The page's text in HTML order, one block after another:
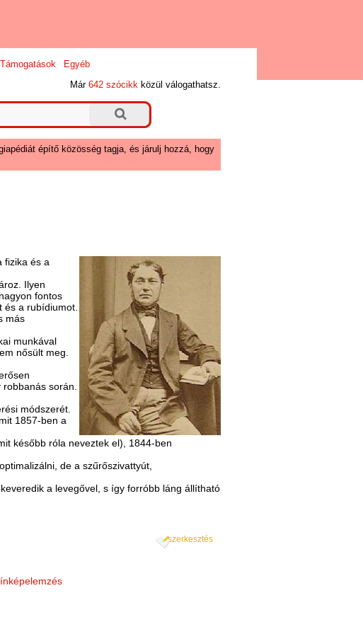
Támogatások
Egyéb
Már642 szócikk közül válogathatsz.
építő közösség tagja, és járulj hozzá, hogy
fizika és a
Ilyen
fontos
és a rubídiumot.
más
munkával
nősült meg.
során.
módszerét.
1857-ben a
később róla neveztek el), 1844-ben
de a szűrőszivattyút,
a levegővel, s így forróbb láng állítható
szerkesztés